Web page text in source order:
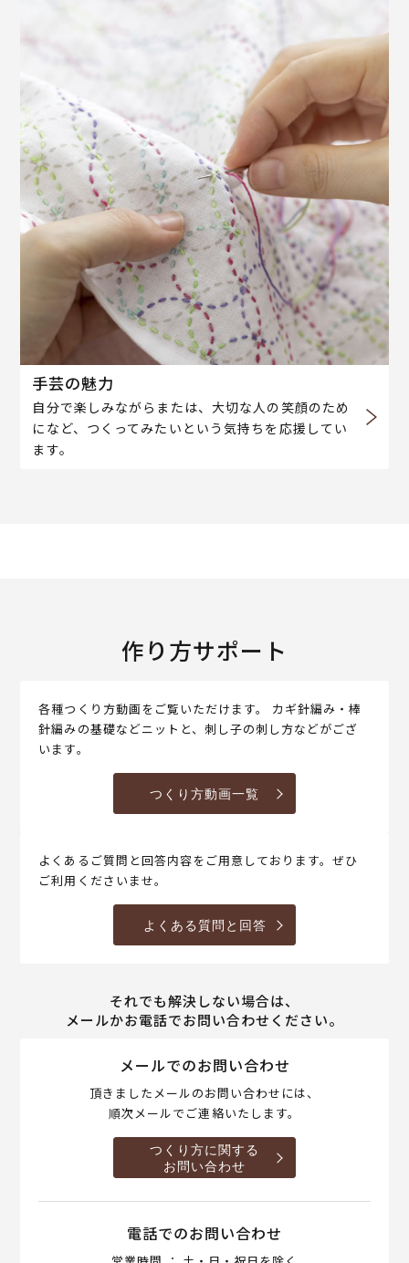
手芸の魅力
自分で楽しみながらまたは、大切な人の笑顔のため
になど、つくってみたいという気持ちを応援してい
ます。
作り方サポート
各種つくり方動画をご覧いただけます。 カギ針編み・棒
針編みの基礎などニットと、刺し子の刺し方などがござ
います。
つくり方動画一覧
よくあるご質問と回答内容をご用意しております。ぜひ
ご利用くださいませ。
よくある質問と回答
それでも解決しない場合は、
メールかお電話でお問い合わせください。
メールでのお問い合わせ
頂きましたメールのお問い合わせには、
順次メールでご連絡いたします。
つくり方に関する
お問い合わせ
電話でのお問い合わせ